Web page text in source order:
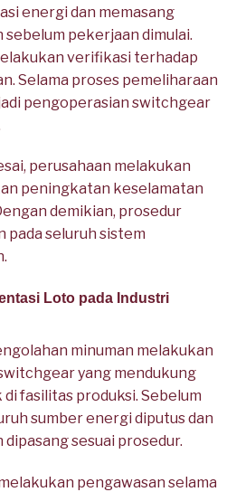
energi dan memasang
pekerjaan dimulai.
verifikasi terhadap
Selama proses pemeliharaan
pengoperasian switchgear
perusahaan melakukan
peningkatan keselamatan
demikian, prosedur
pada seluruh sistem
Loto pada Industri
minuman melakukan
yang mendukung
fasilitas produksi. Sebelum
sumber energi diputus dan
sesuai prosedur.
pengawasan selama